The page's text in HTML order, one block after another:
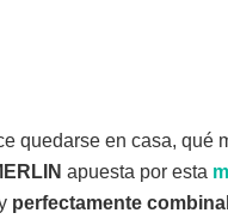
quedarse en casa, qué
apuesta por esta
perfectamente